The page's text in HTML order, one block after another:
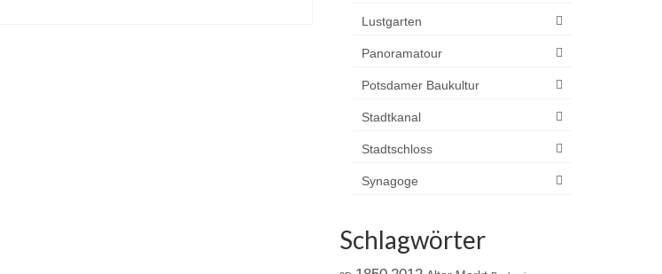
Lustgarten
Panoramatour
Potsdamer Baukultur
Stadtkanal
Stadtschloss
Synagoge
Schlagwörter